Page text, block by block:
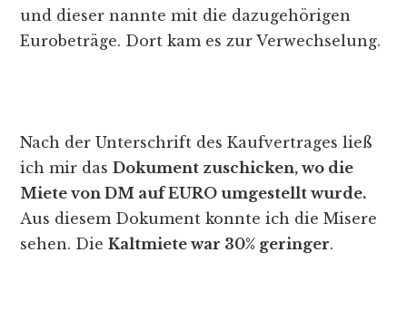
und dieser nannte mit die dazugehörigen
Eurobeträge. Dort kam es zur Verwechselung.
Nach der Unterschrift des Kaufvertrages ließ
ich mir dasDokument zuschicken, wo die
Miete von DM auf EURO umgestellt wurde.
Aus diesem Dokument konnte ich die Misere
sehen. DieKaltmiete war 30% geringer.